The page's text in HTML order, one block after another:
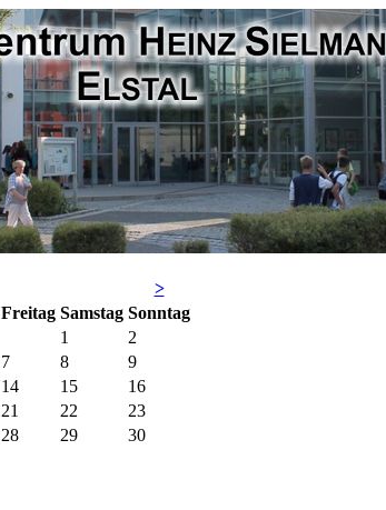
>
Freitag Samstag Sonntag
1
2
7 8
9
14 15
16
21 22
23
28 29
30